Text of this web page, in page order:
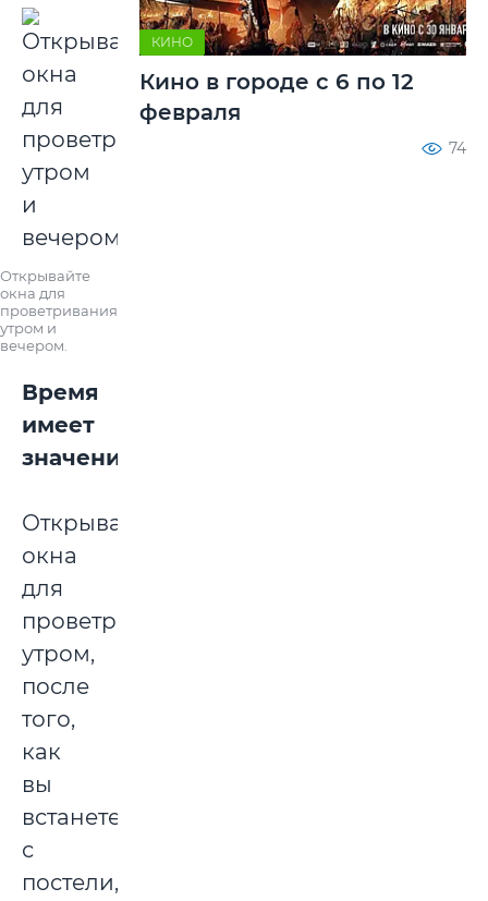
Открывайте
окна для
проветривания
утром и
вечером.
Время
имеет
значение
Открывайте
окна
для
проветривания
утром,
после
того,
как
вы
встанете
с
постели,
КИНО
Кино в городе с 6 по 12
февраля
74